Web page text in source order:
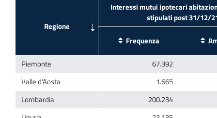
Interessi mutui ipotecari